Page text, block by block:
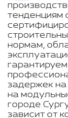
тенденциям
нормам,
задержек
на
городе
зависит от